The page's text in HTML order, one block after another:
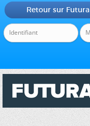
Retour sur Futura